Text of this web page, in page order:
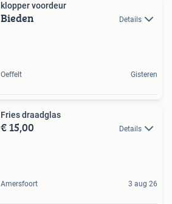
klopper voordeur
Bieden Details
Oeffelt Gisteren
Fries draadglas
€ 15,00 Details
Amersfoort 3 aug 26